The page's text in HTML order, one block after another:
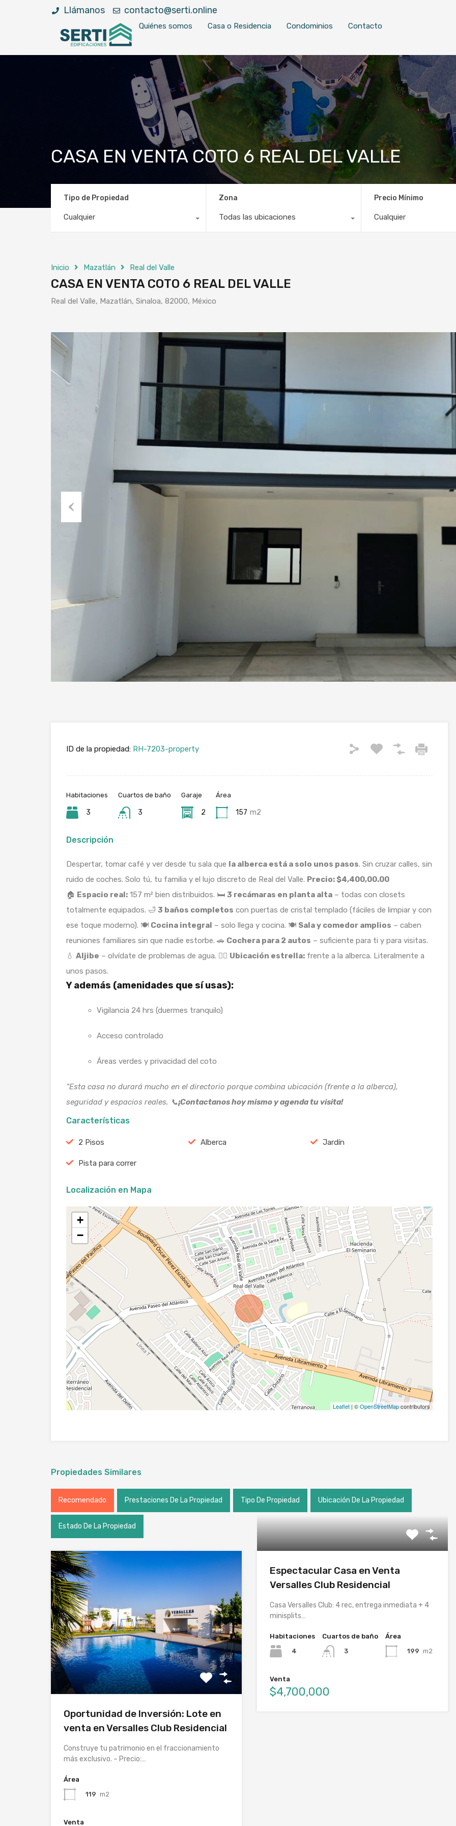
Llámanos contacto@serti.online
Quiénes somos Casa o Residencia Condominios Contacto
CASA EN VENTA COTO 6 REAL DEL VALLE
Tipo de Propiedad
Cualquier
Zona
Todas las ubicaciones
Precio Mínimo
Cualquier
Inicio Mazatlán Real del Valle
CASA EN VENTA COTO 6 REAL DEL VALLE
Real del Valle, Mazatlán, Sinaloa, 82000, México
ID de la propiedad: RH-7203-property
Habitaciones
3
Cuartos de baño
3
Garaje
2
Área
157 m2
Descripción
Despertar, tomar café y ver desde tu sala que la alberca está a solo unos pasos. Sin cruzar calles, sin
ruido de coches. Solo tú, tu familia y el lujo discreto de Real del Valle. Precio: $4,400,00.00
🏠 Espacio real: 157 m² bien distribuidos. 🛏️ 3 recámaras en planta alta – todas con closets
totalmente equipados. 🛁 3 baños completos con puertas de cristal templado (fáciles de limpiar y con
ese toque moderno). 🍽️ Cocina integral – solo llega y cocina. 🍽️ Sala y comedor amplios – caben
reuniones familiares sin que nadie estorbe. 🚗 Cochera para 2 autos – suficiente para ti y para visitas.
💧 Aljibe – olvídate de problemas de agua. 🚶‍♂️ Ubicación estrella: frente a la alberca. Literalmente a
unos pasos.
Y además (amenidades que sí usas):
Vigilancia 24 hrs (duermes tranquilo)
Acceso controlado
Áreas verdes y privacidad del coto
“Esta casa no durará mucho en el directorio porque combina ubicación (frente a la alberca),
seguridad y espacios reales. 📞¡Contactanos hoy mismo y agenda tu visita!
Características
2 Pisos Alberca Jardín
Pista para correr
Localización en Mapa
+
−
Leaflet| ©OpenStreetMapcontributors
Propiedades Similares
Recomendado Prestaciones De La Propiedad Tipo De Propiedad Ubicación De La Propiedad
Estado De La Propiedad
Oportunidad de Inversión: Lote en
venta en Versalles Club Residencial
Construye tu patrimonio en el fraccionamiento
más exclusivo. – Precio:…
Área
119 m2
Venta
Espectacular Casa en Venta
Versalles Club Residencial
Casa Versalles Club: 4 rec, entrega inmediata + 4
minisplits…
Habitaciones
4
Cuartos de baño
3
Área
199 m2
Venta
$4,700,000